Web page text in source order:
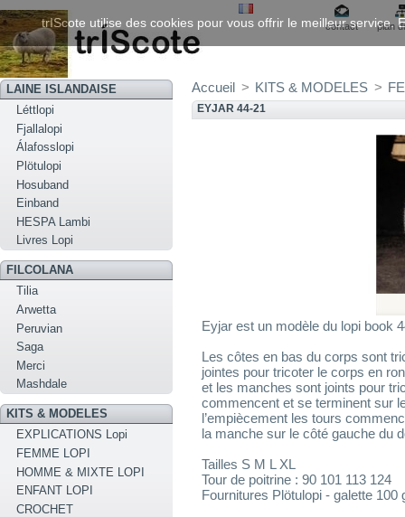
contact plan
LAINE ISLANDAISE
Léttlopi
Fjallalopi
Álafosslopi
Plötulopi
Hosuband
Einband
HESPA Lambi
Livres Lopi
FILCOLANA
Tilia
Arwetta
Peruvian
Saga
Merci
Mashdale
KITS & MODELES
EXPLICATIONS Lopi
FEMME LOPI
HOMME & MIXTE LOPI
ENFANT LOPI
CROCHET
Accueil > KITS & MODELES >
EYJAR 44-21
Eyjar est un modèle du lopi book
Les côtes en bas du corps sont
jointes pour tricoter le corps en
et les manches sont joints pour
commencent et se terminent sur
l’empiècement les tours
la manche sur le côté gauche du
Tailles S M L XL
Tour de poitrine : 90 101 113 124
Fournitures Plötulopi - galette 100
trIScote utilise des cookies pour vous offrir le meilleur